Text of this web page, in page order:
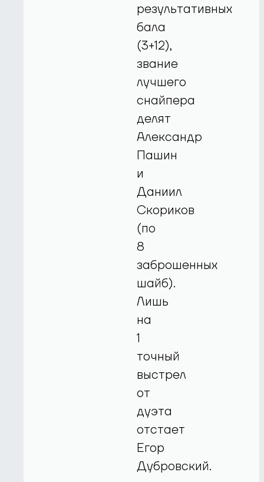
результативных
бала
(3+12),
звание
лучшего
снайпера
делят
Александр
Пашин
и
Даниил
Скориков
(по
8
заброшенных
шайб).
Лишь
на
1
точный
выстрел
от
дуэта
отстает
Егор
Дубровский.